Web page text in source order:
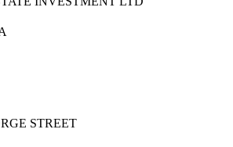
STREET